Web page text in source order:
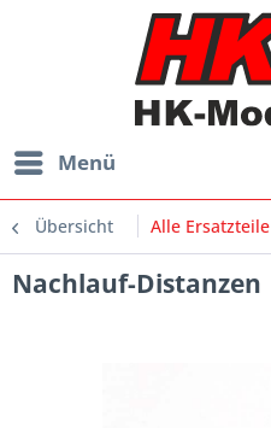
Menü
Übersicht Alle Ersatzteile
Nachlauf-Distanzen